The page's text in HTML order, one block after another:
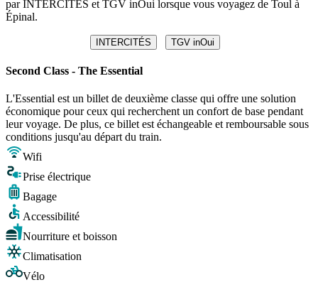
par INTERCITÉS et TGV inOui lorsque vous voyagez de Toul à
Épinal.
INTERCITÉS TGV inOui
Second Class - The Essential
L'Essential est un billet de deuxième classe qui offre une solution
économique pour ceux qui recherchent un confort de base pendant
leur voyage. De plus, ce billet est échangeable et remboursable sous
conditions jusqu'au départ du train.
Wifi
Prise électrique
Bagage
Accessibilité
Nourriture et boisson
Climatisation
Vélo